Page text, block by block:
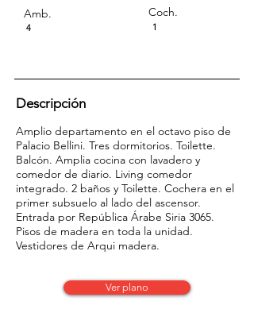
Amb.
4
Coch.
1
Descripción
Amplio departamento en el octavo piso de
Palacio Bellini. Tres dormitorios. Toilette.
Balcón. Amplia cocina con lavadero y
comedor de diario. Living comedor
integrado. 2 baños y Toilette. Cochera en el
primer subsuelo al lado del ascensor.
Entrada por República Árabe Siria 3065.
Pisos de madera en toda la unidad.
Vestidores de Arqui madera.
Ver plano